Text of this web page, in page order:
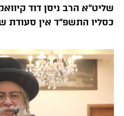
שליט”א הרב ניסן דוד
כסליו התשפ”ד אין סעודת